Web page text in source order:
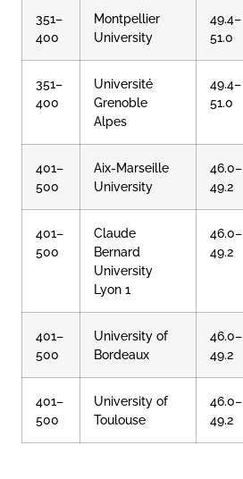
351–
400
Montpellier
University
49.4–
51.0
351–
400
Université
Grenoble
Alpes
49.4–
51.0
401–
500
Aix-Marseille
University
46.0–
49.2
401–
500
Claude
Bernard
University
Lyon 1
46.0–
49.2
401–
500
University of
Bordeaux
46.0–
49.2
401–
500
University of
Toulouse
46.0–
49.2